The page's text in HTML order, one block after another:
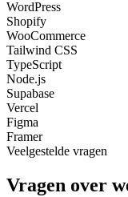
WordPress
Shopify
WooCommerce
Tailwind CSS
TypeScript
Node.js
Supabase
Vercel
Figma
Framer
Veelgestelde vragen
Vragen over